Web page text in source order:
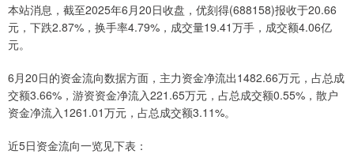
本站消息，截至2025年6月20日收盘，优刻得(688158)报收于20.66
元，下跌2.87%，换手率4.79%，成交量19.41万手，成交额4.06亿
元。
6月20日的资金流向数据方面，主力资金净流出1482.66万元，占总成
交额3.66%，游资资金净流入221.65万元，占总成交额0.55%，散户
资金净流入1261.01万元，占总成交额3.11%。
近5日资金流向一览见下表：